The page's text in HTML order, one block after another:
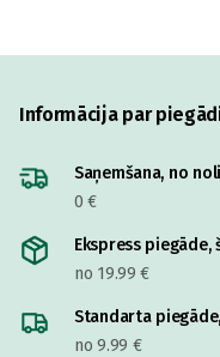
Informācija par
Saņemšana, no
0 €
Ekspress
no 19.99 €
Standarta
no 9.99 €